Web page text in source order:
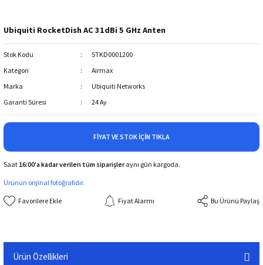
Ubiquiti RocketDish AC 31dBi 5 GHz Anten
Stok Kodu
STKD0001200
Kategori
Airmax
Marka
Ubiquiti Networks
Garanti Süresi
24 Ay
FIYAT VE STOK İÇIN TIKLA
Saat 16:00'a kadar verilen tüm siparişleraynı gün kargoda.
Ürünün orijinal fotoğrafıdır.
Fiyat Alarmı Bu Ürünü Paylaş
Ürün Özellikleri